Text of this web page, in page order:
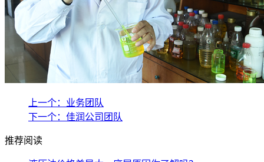
上一个：业务团队
下一个：佳润公司团队
推荐阅读